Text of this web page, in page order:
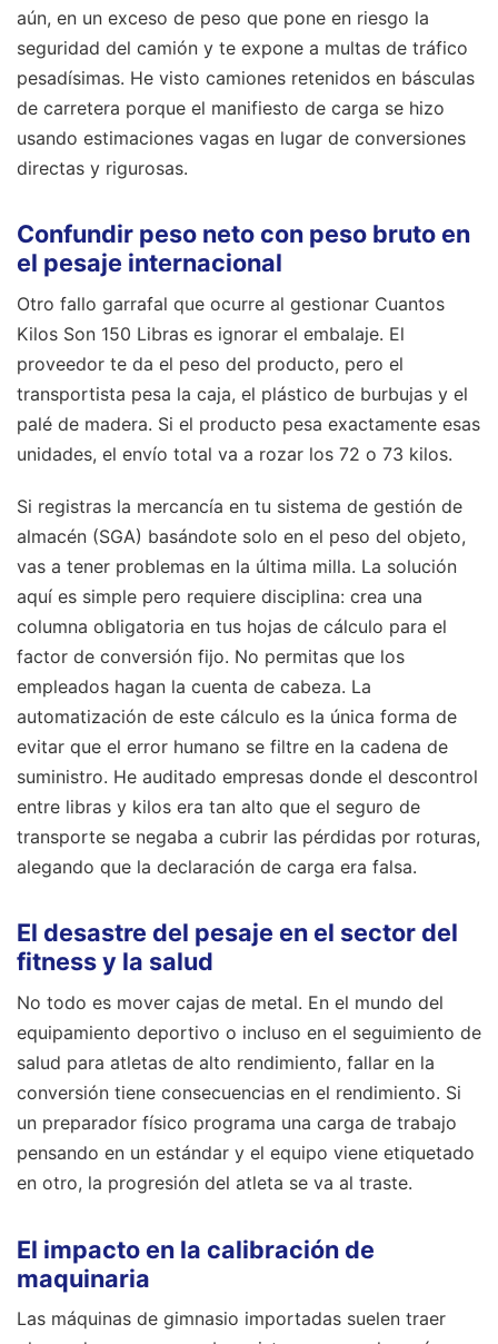
aún, en un exceso de peso que pone en riesgo la
seguridad del camión y te expone a multas de tráfico
pesadísimas. He visto camiones retenidos en básculas
de carretera porque el manifiesto de carga se hizo
usando estimaciones vagas en lugar de conversiones
directas y rigurosas.
Confundir peso neto con peso bruto en
el pesaje internacional
Otro fallo garrafal que ocurre al gestionar Cuantos
Kilos Son 150 Libras es ignorar el embalaje. El
proveedor te da el peso del producto, pero el
transportista pesa la caja, el plástico de burbujas y el
palé de madera. Si el producto pesa exactamente esas
unidades, el envío total va a rozar los 72 o 73 kilos.
Si registras la mercancía en tu sistema de gestión de
almacén (SGA) basándote solo en el peso del objeto,
vas a tener problemas en la última milla. La solución
aquí es simple pero requiere disciplina: crea una
columna obligatoria en tus hojas de cálculo para el
factor de conversión fijo. No permitas que los
empleados hagan la cuenta de cabeza. La
automatización de este cálculo es la única forma de
evitar que el error humano se filtre en la cadena de
suministro. He auditado empresas donde el descontrol
entre libras y kilos era tan alto que el seguro de
transporte se negaba a cubrir las pérdidas por roturas,
alegando que la declaración de carga era falsa.
El desastre del pesaje en el sector del
fitness y la salud
No todo es mover cajas de metal. En el mundo del
equipamiento deportivo o incluso en el seguimiento de
salud para atletas de alto rendimiento, fallar en la
conversión tiene consecuencias en el rendimiento. Si
un preparador físico programa una carga de trabajo
pensando en un estándar y el equipo viene etiquetado
en otro, la progresión del atleta se va al traste.
El impacto en la calibración de
maquinaria
Las máquinas de gimnasio importadas suelen traer